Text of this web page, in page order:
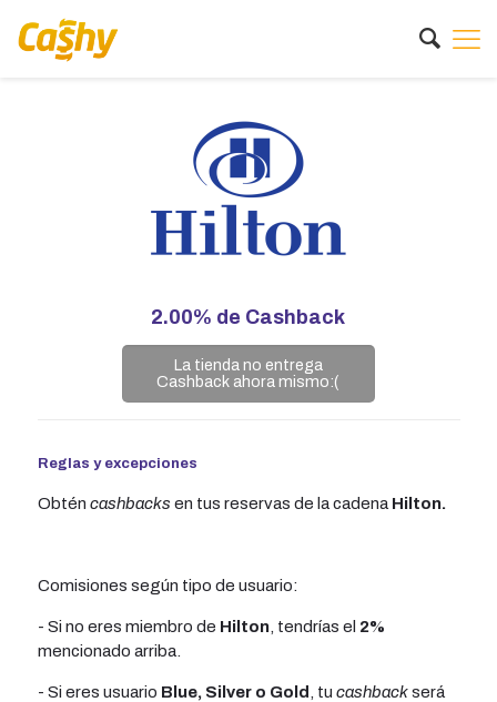
2.00% de Cashback
La tienda no entrega
Cashback ahora mismo:(
Reglas y excepciones
Obtén cashbacks en tus reservas de la cadena Hilton.
Comisiones según tipo de usuario:
- Si no eres miembro de Hilton, tendrías el 2%
mencionado arriba.
- Si eres usuario Blue, Silver o Gold , tu cashbackserá